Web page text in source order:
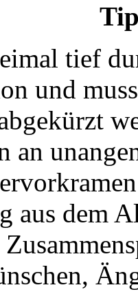
tief
und
an
aus dem